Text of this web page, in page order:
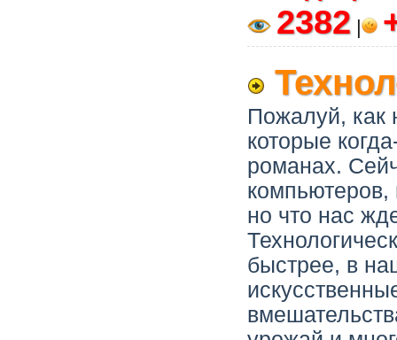
2382 |
Пожалуй, как
которые
романах.
но что нас
быстрее, в